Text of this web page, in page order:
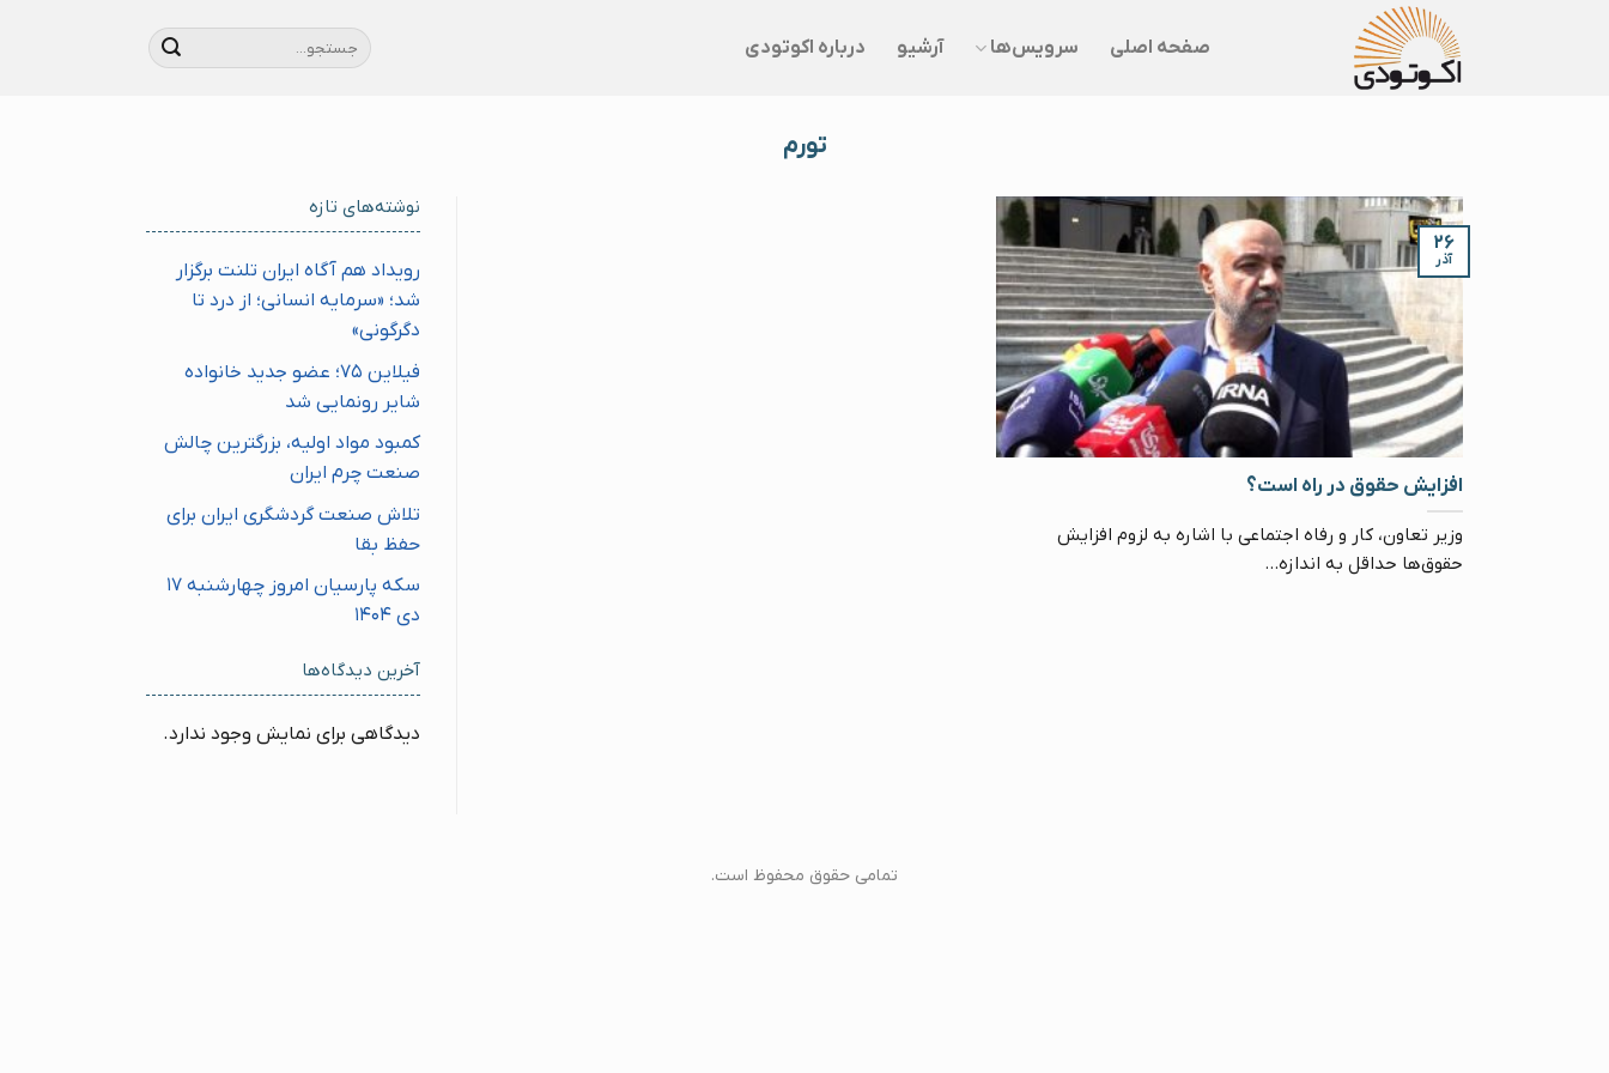
صفحه اصلی سرویس‌ها آرشیو درباره اکوتودی
تورم
افزایش حقوق در راه است؟
وزیر تعاون، کار و رفاه اجتماعی با اشاره به لزوم افزایش
حقوق‌ها حداقل به اندازه...
۲۶
آذر
نوشته‌های تازه
رویداد هم آگاه ایران تلنت برگزار
شد؛ «سرمایه انسانی؛ از درد تا
دگرگونی»
فیلاین ۷۵؛ عضو جدید خانواده
شایر رونمایی شد
کمبود مواد اولیه، بزرگترین چالش
صنعت چرم ایران
تلاش صنعت گردشگری ایران برای
حفظ بقا
سکه پارسیان امروز چهارشنبه ۱۷
دی ۱۴۰۴
آخرین دیدگاه‌ها
دیدگاهی برای نمایش وجود ندارد.
تمامی حقوق محفوظ است.